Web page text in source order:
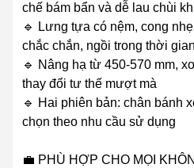
chế bám bẩn và dễ lau chùi
🔹 Lưng tựa có nệm, cong
chắc chắn, ngồi trong thời
🔹 Nâng hạ từ 450-570 mm,
thay đổi tư thế mượt mà
🔹 Hai phiên bản: chân bánh
chọn theo nhu cầu sử dụng
💼 PHÙ HỢP CHO MỌI